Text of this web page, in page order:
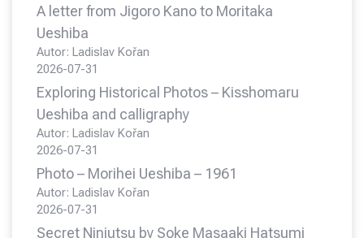
A letter from Jigoro Kano to Moritaka
Ueshiba
Autor: Ladislav Kořan
2026-07-31
Exploring Historical Photos – Kisshomaru
Ueshiba and calligraphy
Autor: Ladislav Kořan
2026-07-31
Photo – Morihei Ueshiba – 1961
Autor: Ladislav Kořan
2026-07-31
Secret Ninjutsu by Soke Masaaki Hatsumi